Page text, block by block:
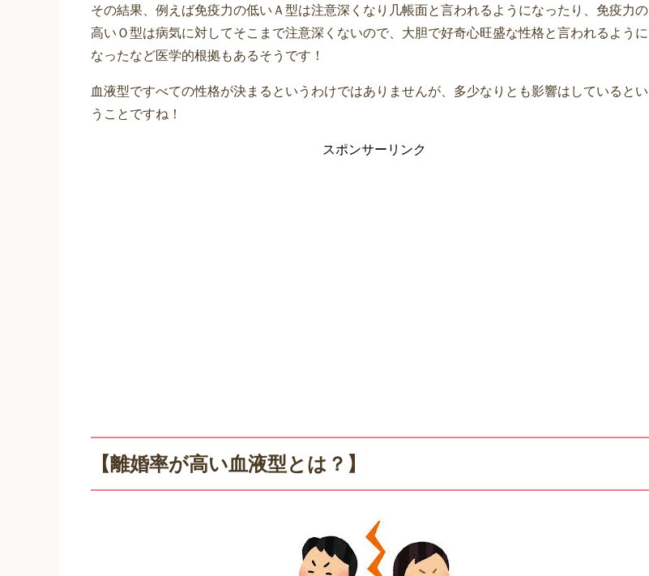
その結果、例えば免疫力の低いＡ型は注意深くなり几帳面と言われるようになったり、免疫力の
高いＯ型は病気に対してそこまで注意深くないので、大胆で好奇心旺盛な性格と言われるように
なったなど医学的根拠もあるそうです！
血液型ですべての性格が決まるというわけではありませんが、多少なりとも影響はしているとい
うことですね！
スポンサーリンク
【離婚率が高い血液型とは？】